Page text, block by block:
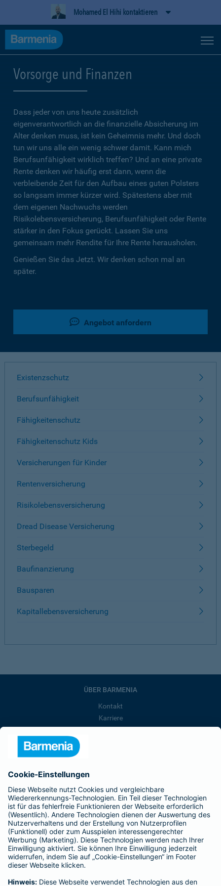
Mohamed El Hihi kontaktieren
Vorsorge und Finanzen
Dass jeder von uns heute zusätzlich
eigenverantwortlich an die finanzielle Absicherung im
Alter denken muss, ist kein Geheimnis mehr. Und doch
tun wir uns alle ein wenig schwer damit. Kann mich
Berufsunfähigkeit wirklich treffen? Und an eine private
Rente denken wir häufig erst dann, wenn die
verbleibende Zeit für den Aufbau eines guten Polsters
so langsam immer kürzer wird. Spätestens aber mit
dem eigenen Nachwuchs werden
Risikolebensversicherung, Berufsunfähigkeit oder Rente
stärker in den Fokus gerückt. Lassen Sie uns
gemeinsam mehr Rendite für Ihre Rente herausholen.
Genießen Sie das Jetzt. Wir denken schon mal an
später.
Angebot anfordern
Existenzschutz
Berufsunfähigkeit
Fähigkeitenschutz
Fähigkeitenschutz Kids
Versicherungen für Kinder
Rentenversicherung
Risikolebensversicherung
Dread Disease Versicherung
Sterbegeld
Baufinanzierung
Bausparen
Kapitallebensversicherung
ÜBER BARMENIA
Kontakt
Karriere
Barmenia ist Teil der BarmeniaGothaer
BELIEBTE SEITEN
Kranken-Zusatzversicherung
Tierversicherungen
Haftpflichtversicherung
Hausratversicherung